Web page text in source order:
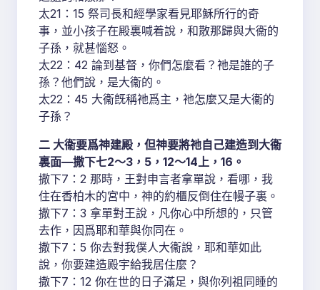
太21：15 祭司長和經學家看見耶穌所行的奇
事，並小孩子在殿裏喊着說，和散那歸與大衞的
子孫，就甚惱怒。
太22：42 論到基督，你們怎麼看？祂是誰的子
孫？他們說，是大衞的。
太22：45 大衞旣稱祂爲主，祂怎麼又是大衞的
子孫？
二 大衞要爲神建殿，但神要將祂自己建造到大衞
裏面—撒下七2～3，5，12～14上，16。
撒下7：2 那時，王對申言者拿單說，看哪，我
住在香柏木的宮中，神的約櫃反倒住在幔子裏。
撒下7：3 拿單對王說，凡你心中所想的，只管
去作，因爲耶和華與你同在。
撒下7：5 你去對我僕人大衞說，耶和華如此
說，你要建造殿宇給我居住麼？
撒下7：12 你在世的日子滿足，與你列祖同睡的